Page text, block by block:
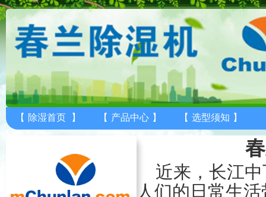
【 除湿首页 】 【 产品中心 】 【 选型须知 】
近来，长江
人们的日常生